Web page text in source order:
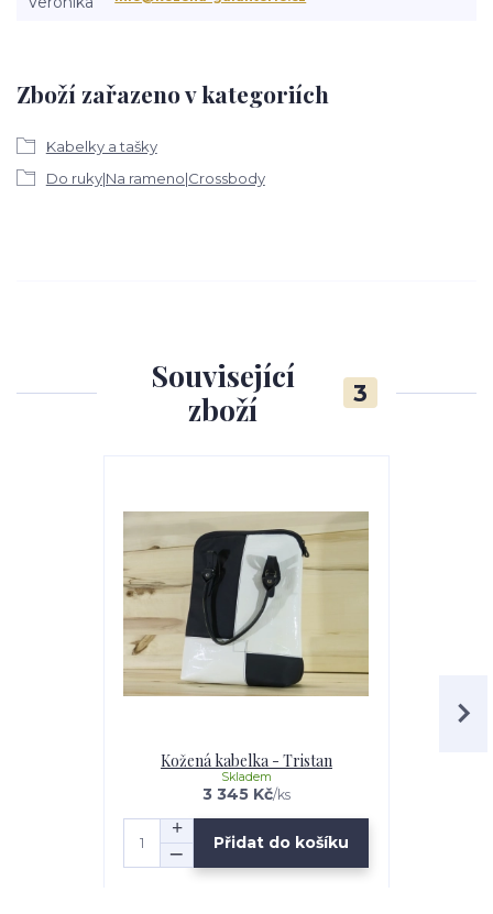
Zboží zařazeno v kategoriích
Kabelky a tašky
Do ruky|Na rameno|Crossbody
Související
zboží
3
Kožená kabelka - Tristan
3 345 Kč/ks
Skladem
Přidat do košíku